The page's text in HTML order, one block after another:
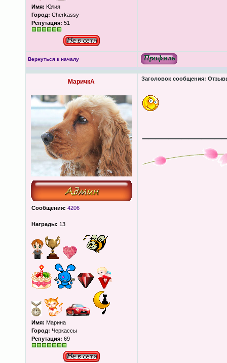
Имя: Юлия
Город: Cherkassy
Репутация: 51
Вернуться к началу
МаричкА Заголовок сообщения:
Сообщения: 4206
Награды: 13
Имя: Марина
Город: Черкассы
Репутация: 69